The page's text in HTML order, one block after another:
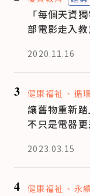
「每個天資
部電影走入
2020.11.16
3 健康福祉 循
讓舊物重新
不只是電器
2023.03.15
4 健康福祉 永